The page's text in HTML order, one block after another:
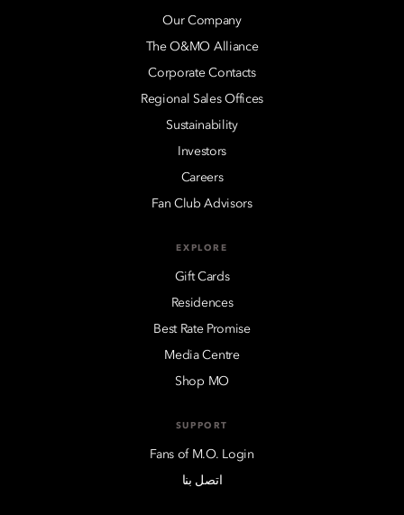
Our Company
The O&MO Alliance
Corporate Contacts
Regional Sales Offices
Sustainability
Investors
Careers
Fan Club Advisors
EXPLORE
Gift Cards
Residences
Best Rate Promise
Media Centre
Shop MO
SUPPORT
Fans of M.O. Login
اتصل بنا